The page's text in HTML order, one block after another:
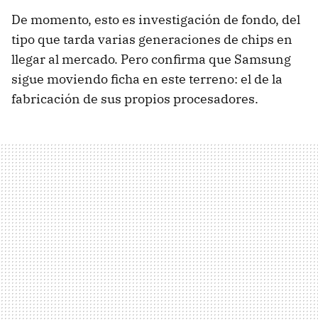
De momento, esto es investigación de fondo, del
tipo que tarda varias generaciones de chips en
llegar al mercado. Pero confirma que Samsung
sigue moviendo ficha en este terreno: el de la
fabricación de sus propios procesadores.